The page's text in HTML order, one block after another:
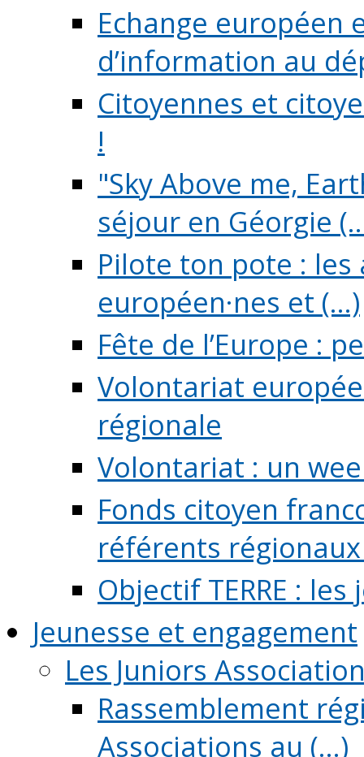
Echange européen
d’information au
Citoyennes et
!
"Sky Above me,
séjour en Géorgie
Pilote ton pote :
européen·nes et (...)
Fête de l’Europe :
Volontariat
régionale
Volontariat : un
Fonds citoyen
référents régionaux
Objectif TERRE :
Jeunesse et engagement
Les Juniors
Rassemblement
Associations au (...)